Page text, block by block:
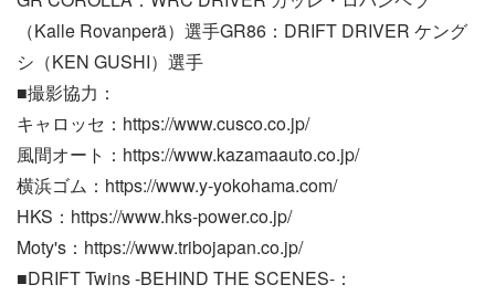
（Kalle Rovanperä）選手GR86：DRIFT DRIVER ケング
シ（KEN GUSHI）選手
■撮影協力：
キャロッセ：https://www.cusco.co.jp/
風間オート：https://www.kazamaauto.co.jp/
横浜ゴム：https://www.y-yokohama.com/
HKS：https://www.hks-power.co.jp/
Moty's：https://www.tribojapan.co.jp/
■DRIFT Twins -BEHIND THE SCENES-：